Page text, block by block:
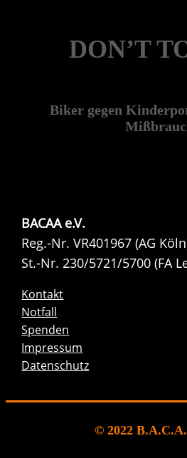
DON’T
Biker gegen
BACAA e.V.
Reg.-Nr. VR401967 (AG
St.-Nr. 230/5721/5700 (FA
Kontakt
Notfall
Spenden
Impressum
Datenschutz
© 2022